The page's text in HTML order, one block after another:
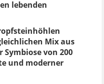
lebenden
Mix aus
Symbiose von 200
und moderner